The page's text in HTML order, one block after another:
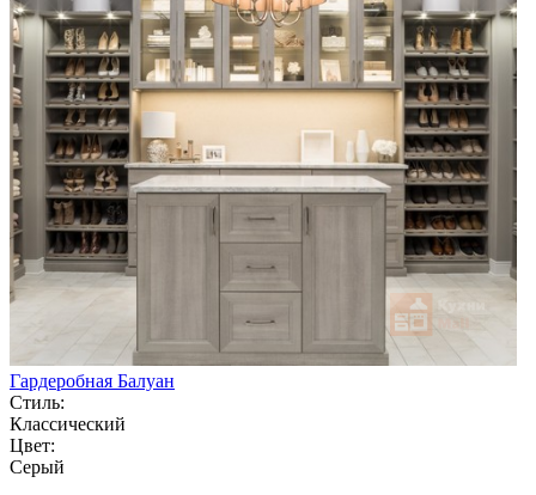
Гардеробная Балуан
Стиль:
Классический
Цвет:
Серый